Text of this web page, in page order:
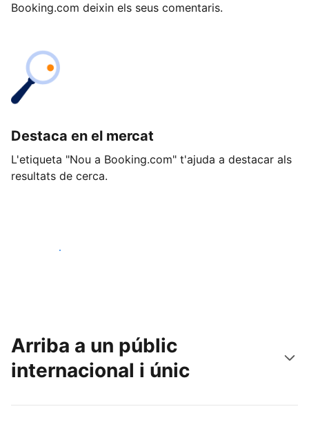
Booking.com deixin els seus comentaris.
Destaca en el mercat
L'etiqueta "Nou a Booking.com" t'ajuda a destacar als
resultats de cerca.
Comença avui
Arriba a un públic
internacional i únic